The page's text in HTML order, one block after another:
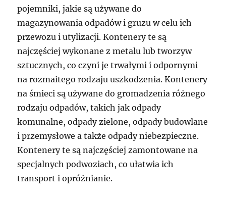
pojemniki, jakie są używane do
magazynowania odpadów i gruzu w celu ich
przewozu i utylizacji. Kontenery te są
najczęściej wykonane z metalu lub tworzyw
sztucznych, co czyni je trwałymi i odpornymi
na rozmaitego rodzaju uszkodzenia. Kontenery
na śmieci są używane do gromadzenia różnego
rodzaju odpadów, takich jak odpady
komunalne, odpady zielone, odpady budowlane
i przemysłowe a także odpady niebezpieczne.
Kontenery te są najczęściej zamontowane na
specjalnych podwoziach, co ułatwia ich
transport i opróżnianie.